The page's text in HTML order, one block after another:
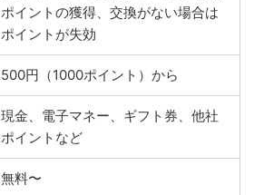
ポイントの獲得、交換がない場合は
ポイントが失効
500円（1000ポイント）から
現金、電子マネー、ギフト券、他社
ポイントなど
無料〜